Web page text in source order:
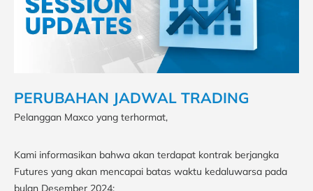
PERUBAHAN JADWAL TRADING
Pelanggan Maxco yang terhormat,
Kami informasikan bahwa akan terdapat kontrak berjangka
Futures yang akan mencapai batas waktu kedaluwarsa pada
bulan Desember 2024: